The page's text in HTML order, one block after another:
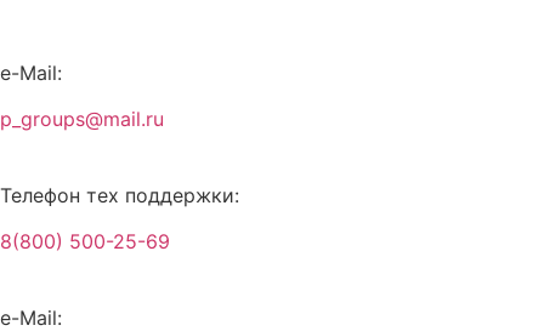
содержимому
e-Mail:
p_groups@mail.ru
Телефон тех поддержки:
8(800) 500-25-69
e-Mail: